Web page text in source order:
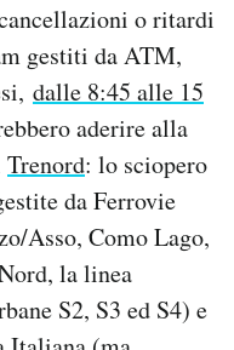
o ritardi
gestiti da ATM,
dalle 8:45 alle 15
aderire alla
Trenord: lo sciopero
da Ferrovie
Asso, Como Lago,
la linea
S2, S3 ed S4) e